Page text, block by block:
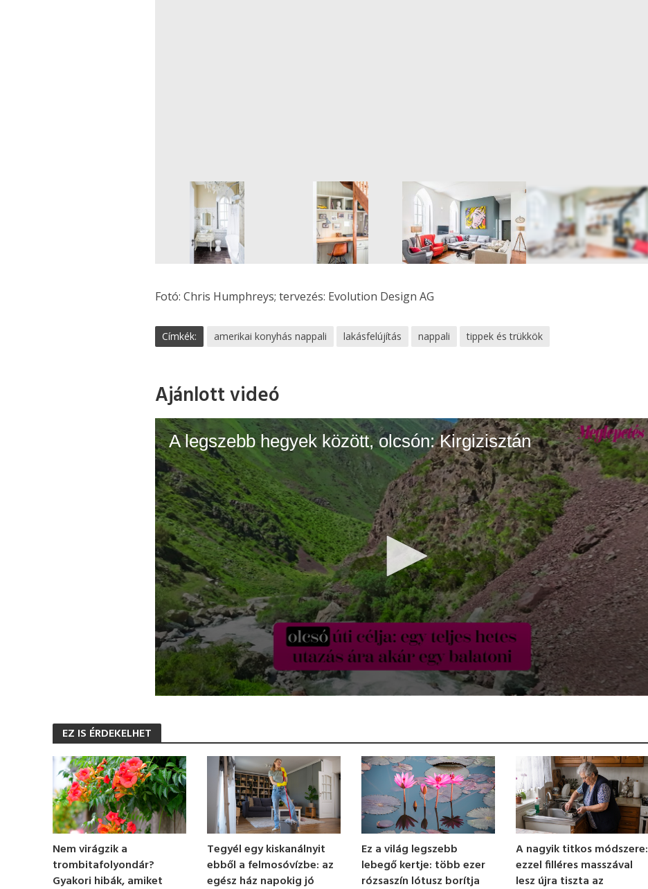
Fotó: Chris Humphreys; tervezés: Evolution Design AG
Címkék: amerikai konyhás nappali lakásfelújítás nappali tippek és trükkök
Ajánlott videó
A legszebb hegyek között, olcsón: Kirgizisztán
e
o
n
d
s
o
f
1
m
i
e
EZ IS ÉRDEKELHET
Nem virágzik a
trombitafolyondár?
Gyakori hibák, amiket
Tegyél egy kiskanálnyit
ebből a felmosóvízbe: az
egész ház napokig jó
Ez a világ legszebb
lebegő kertje: több ezer
rózsaszín lótusz borítja
A nagyik titkos módszere:
ezzel filléres masszával
lesz újra tiszta az